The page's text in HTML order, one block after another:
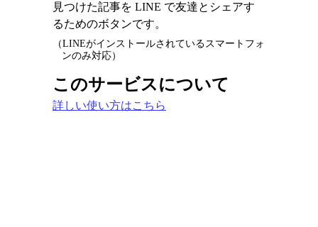
見つけた記事を LINE で友達とシェアす
るためのボタンです。
（LINEがインストールされているスマートフォ
ンのみ対応）
このサービスについて
詳しい使い方はこちら